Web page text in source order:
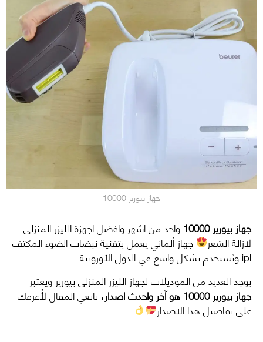
جهاز بيورير 10000
جهاز بيورير 10000 واحد من اشهر وافضل اجهزة الليزر المنزلي
لازالة الشعر جهاز ألماني يعمل بتقنية نبضات الضوء المكثف
ipl ويُستخدم بشكل واسع في الدول الأوروبية.
يوجد العديد من الموديلات لجهاز الليزر المنزلي بيورير ويعتبر
جهاز بيورير 10000 هو آخر واحدث اصدار، تابعي المقال لأُعرفك
على تفاصيل هذا الاصدار .